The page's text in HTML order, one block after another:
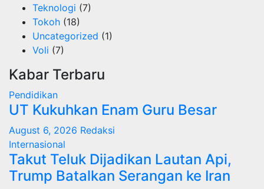
Teknologi (7)
Tokoh (18)
Uncategorized (1)
Voli (7)
Kabar Terbaru
Pendidikan
UT Kukuhkan Enam Guru Besar
August 6, 2026 Redaksi
Internasional
Takut Teluk Dijadikan Lautan Api,
Trump Batalkan Serangan ke Iran